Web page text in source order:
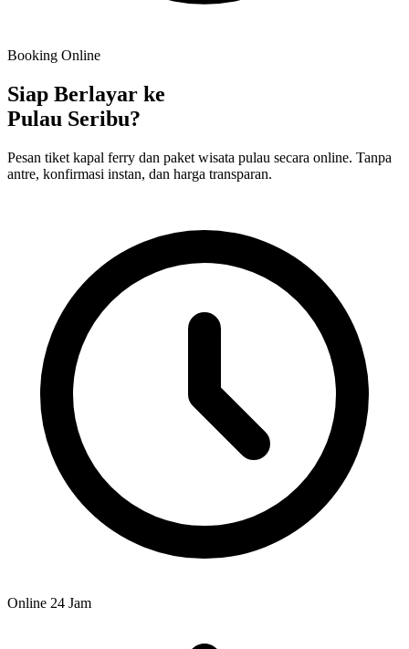
Booking Online
Siap Berlayar ke
Pulau Seribu?
Pesan tiket kapal ferry dan paket wisata pulau secara online. Tanpa
antre, konfirmasi instan, dan harga transparan.
Online 24 Jam